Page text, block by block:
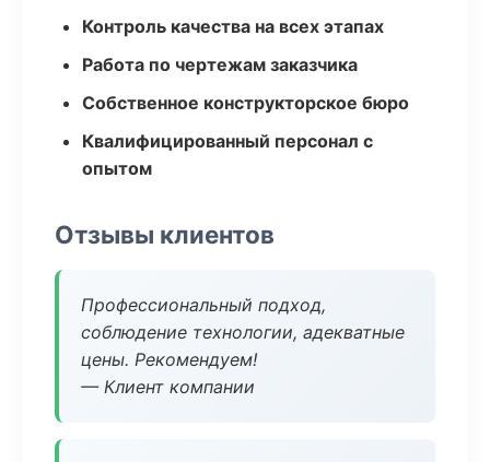
Контроль качества на всех этапах
Работа по чертежам заказчика
Собственное конструкторское бюро
Квалифицированный персонал с
опытом
Отзывы клиентов
Профессиональный подход,
соблюдение технологии, адекватные
цены. Рекомендуем!
— Клиент компании